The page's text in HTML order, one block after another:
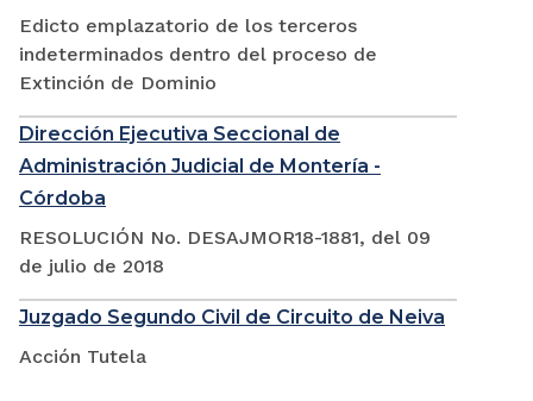
Edicto emplazatorio de los terceros
indeterminados dentro del proceso de
Extinción de Dominio
Dirección Ejecutiva Seccional de
Administración Judicial de Montería -
Córdoba
RESOLUCIÓN No. DESAJMOR18-1881, del 09
de julio de 2018
Juzgado Segundo Civil de Circuito de Neiva
Acción Tutela